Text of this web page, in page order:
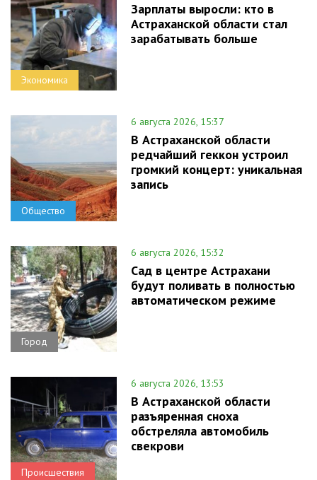
Экономика
Зарплаты выросли: кто в
Астраханской области стал
зарабатывать больше
Общество
6 августа 2026, 15:37
В Астраханской области
редчайший геккон устроил
громкий концерт: уникальная
запись
Город
6 августа 2026, 15:32
Сад в центре Астрахани
будут поливать в полностью
автоматическом режиме
Происшествия
6 августа 2026, 13:53
В Астраханской области
разъяренная сноха
обстреляла автомобиль
свекрови